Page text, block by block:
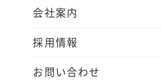
会社案内
採用情報
お問い合わせ